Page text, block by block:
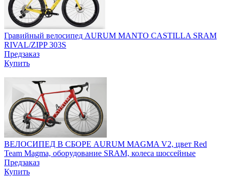
Гравийный велосипед AURUM MANTO CASTILLA SRAM
RIVAL/ZIPP 303S
Предзаказ
Купить
ВЕЛОСИПЕД В СБОРЕ AURUM MAGMA V2, цвет Red
Team Magma, оборудование SRAM, колеса шоссейные
Предзаказ
Купить